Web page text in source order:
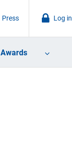
Log in
Press
Awards